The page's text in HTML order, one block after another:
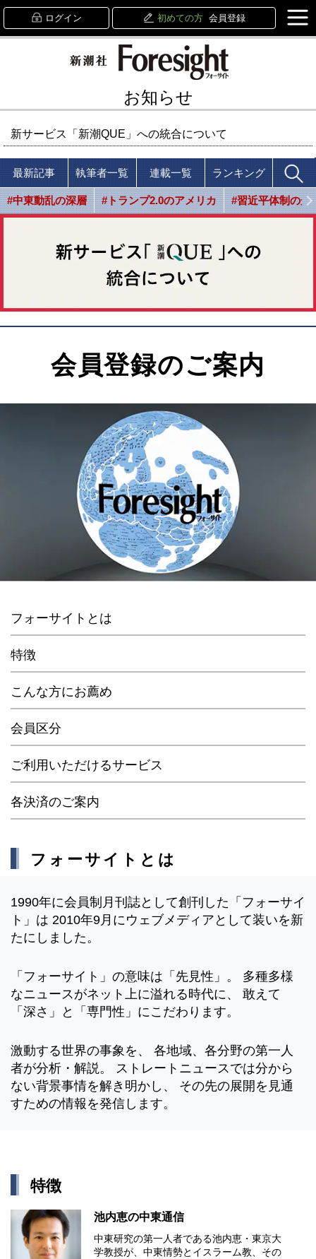
ログイン 初めての方 会員登録
お知らせ
新サービス「新潮QUE」への統合について
最新記事 執筆者一覧 連載一覧 ランキング
#中東動乱の深層 #トランプ2.0のアメリカ #習近平体制の光
会員登録のご案内
フォーサイトとは
特徴
こんな方にお薦め
会員区分
ご利用いただけるサービス
各決済のご案内
フォーサイトとは
1990年に会員制月刊誌として創刊した「フォーサイ
ト」は 2010年9月にウェブメディアとして装いを新
たにしました。
「フォーサイト」の意味は「先見性」。 多種多様
なニュースがネット上に溢れる時代に、 敢えて
「深さ」と「専門性」にこだわります。
激動する世界の事象を、 各地域、各分野の第一人
者が分析・解説。 ストレートニュースでは分から
ない背景事情を解き明かし、 その先の展開を見通
すための情報を発信します。
特徴
池内恵の中東通信
中東研究の第⼀⼈者である池内恵・東京⼤
学教授が、中東情勢とイスラーム教、その